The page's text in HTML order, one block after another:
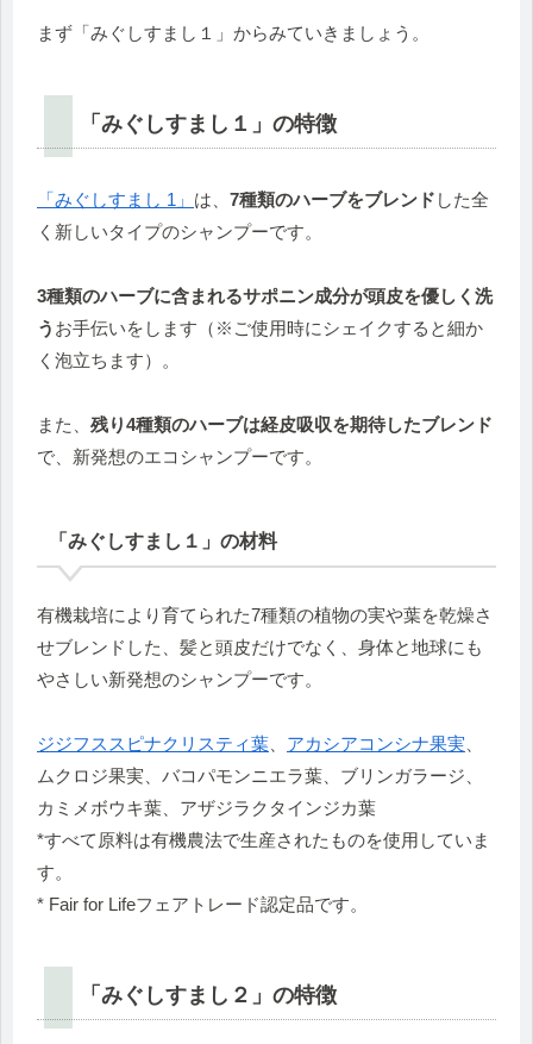
まず「みぐしすまし１」からみていきましょう。
「みぐしすまし１」の特徴
「みぐしすまし 1」 は、 7種類のハーブをブレンド した全
く新しいタイプのシャンプーです。
3種類のハーブに含まれるサポニン成分が頭皮を優しく洗
う お手伝いをします（※ご使用時にシェイクすると細か
く泡立ちます）。
また、 残り4種類のハーブは経皮吸収を期待したブレンド
で、新発想のエコシャンプーです。
「みぐしすまし１」の材料
有機栽培により育てられた7種類の植物の実や葉を乾燥さ
せブレンドした、髪と頭皮だけでなく、身体と地球にも
やさしい新発想のシャンプーです。
ジジフススピナクリスティ葉 アカシアコンシナ果実
ムクロジ果実、バコパモンニエラ葉、ブリンガラージ、
カミメボウキ葉、アザジラクタインジカ葉
*すべて原料は有機農法で生産されたものを使用していま
す。
* Fair for Lifeフェアトレード認定品です。
「みぐしすまし２」の特徴